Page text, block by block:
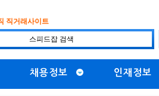
직거래사이트
채용정보 인재정보